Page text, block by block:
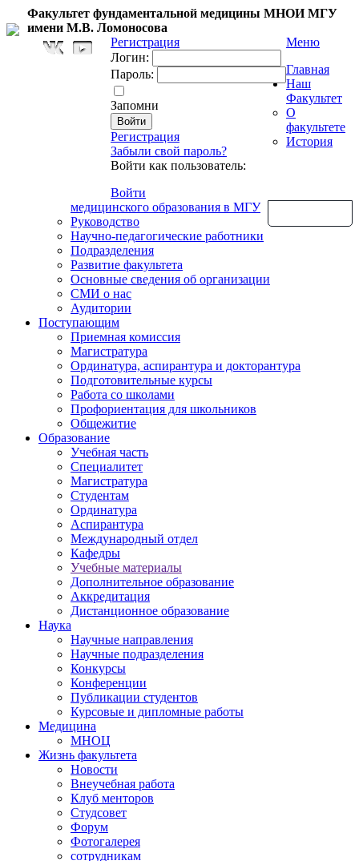
Факультет фундаментальной медицины МНОИ МГУ
имени М.В. Ломоносова
Регистрация
Логин:
Пароль:
Запомни
Регистрация
Забыли свой пароль?
Войти как пользователь:
Войти
Меню
Главная
Наш
Факультет
О
факультете
История
медицинского образования в МГУ
Руководство
Научно-педагогические работники
Подразделения
Развитие факультета
Основные сведения об организации
СМИ о нас
Аудитории
Поступающим
Приемная комиссия
Магистратура
Ординатура, аспирантура и докторантура
Подготовительные курсы
Работа со школами
Профориентация для школьников
Общежитие
Образование
Учебная часть
Специалитет
Магистратура
Студентам
Ординатура
Аспирантура
Международный отдел
Кафедры
Учебные материалы
Дополнительное образование
Аккредитация
Дистанционное образование
Наука
Научные направления
Научные подразделения
Конкурсы
Конференции
Публикации студентов
Курсовые и дипломные работы
Медицина
МНОЦ
Жизнь факультета
Новости
Внеучебная работа
Клуб менторов
Студсовет
Форум
Фотогалерея
сотрудникам